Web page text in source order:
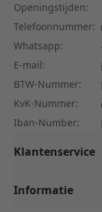
Openingstijden:
Telefoonnummer:
Whatsapp:
E-mail:
BTW-Nummer:
KvK-Nummer:
Iban-Number:
Klantenservice
Informatie